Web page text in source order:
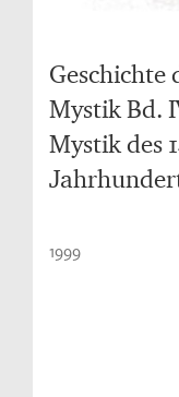
Geschichte
Mystik Bd.
Mystik des
1999